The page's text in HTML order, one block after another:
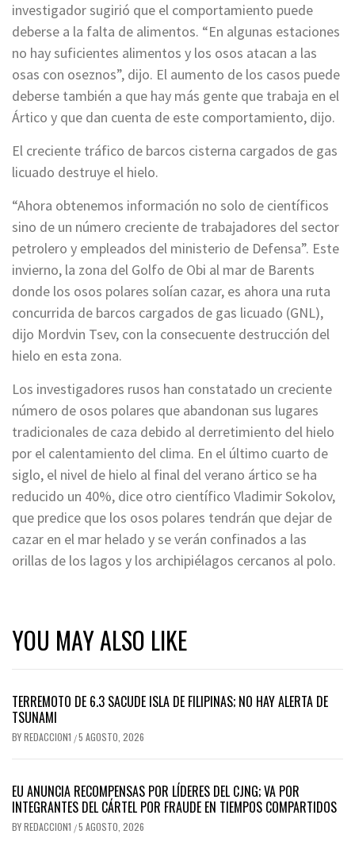
investigador sugirió que el comportamiento puede
deberse a la falta de alimentos. “En algunas estaciones
no hay suficientes alimentos y los osos atacan a las
osas con oseznos”, dijo. El aumento de los casos puede
deberse también a que hay más gente que trabaja en el
Ártico y que dan cuenta de este comportamiento, dijo.
El creciente tráfico de barcos cisterna cargados de gas
licuado destruye el hielo.
“Ahora obtenemos información no solo de científicos
sino de un número creciente de trabajadores del sector
petrolero y empleados del ministerio de Defensa”. Este
invierno, la zona del Golfo de Obi al mar de Barents
donde los osos polares solían cazar, es ahora una ruta
concurrida de barcos cargados de gas licuado (GNL),
dijo Mordvin Tsev, con la consecuente destrucción del
hielo en esta zona.
Los investigadores rusos han constatado un creciente
número de osos polares que abandonan sus lugares
tradicionales de caza debido al derretimiento del hielo
por el calentamiento del clima. En el último cuarto de
siglo, el nivel de hielo al final del verano ártico se ha
reducido un 40%, dice otro científico Vladimir Sokolov,
que predice que los osos polares tendrán que dejar de
cazar en el mar helado y se verán confinados a las
orillas de los lagos y los archipiélagos cercanos al polo.
YOU MAY ALSO LIKE
TERREMOTO DE 6.3 SACUDE ISLA DE FILIPINAS; NO HAY ALERTA DE
TSUNAMI
BYREDACCION1 /5 AGOSTO, 2026
EU ANUNCIA RECOMPENSAS POR LÍDERES DEL CJNG; VA POR
INTEGRANTES DEL CÁRTEL POR FRAUDE EN TIEMPOS COMPARTIDOS
BYREDACCION1 /5 AGOSTO, 2026